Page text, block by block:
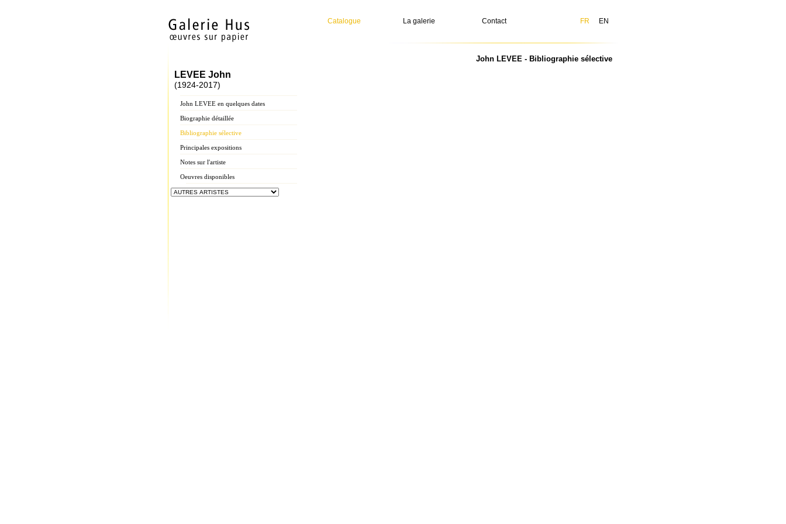
Catalogue La galerie Contact FR EN
LEVEE John
(1924-2017)
John LEVEE en quelques dates
Biographie détaillée
Bibliographie sélective
Principales expositions
Notes sur l'artiste
Oeuvres disponibles
John LEVEE - Bibliographie sélective